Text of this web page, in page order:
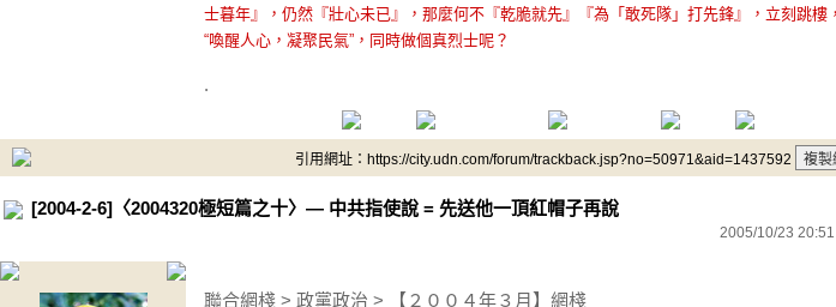
士暮年』，仍然『壯心未已』，那麼何不『乾脆就先』『為「敢死隊」打先鋒』，立刻跳樓
“喚醒人心，凝聚民氣”，同時做個真烈士呢？
.
引用網址：https://city.udn.com/forum/trackback.jsp?no=50971&aid=1437592
[2004-2-6]〈2004320極短篇之十〉— 中共指使說 = 先送他一頂紅帽子再說
2005/10/23 20:51
聯合網棧 > 政黨政治 > 【２００４年３月】網棧